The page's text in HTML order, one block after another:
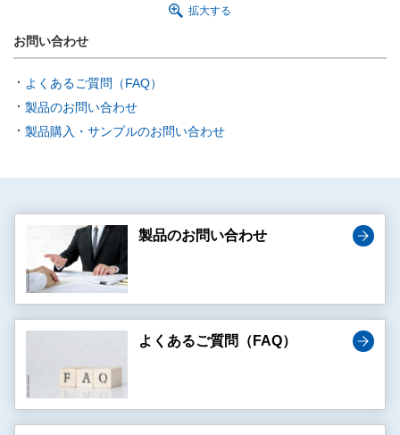
拡大する
お問い合わせ
よくあるご質問（FAQ）
製品のお問い合わせ
製品購入・サンプルのお問い合わせ
製品のお問い合わせ
よくあるご質問（FAQ）